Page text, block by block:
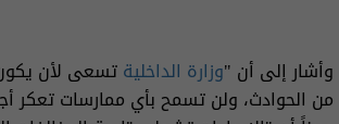
وأشار إلى أن "وزارة الداخليةتسعى لأن يكون
من الحوادث، ولن تسمح بأي ممارسات تعكر